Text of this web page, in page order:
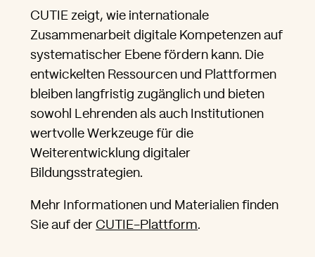
CUTIE zeigt, wie internationale
Zusammenarbeit digitale Kompetenzen auf
systematischer Ebene fördern kann. Die
entwickelten Ressourcen und Plattformen
bleiben langfristig zugänglich und bieten
sowohl Lehrenden als auch Institutionen
wertvolle Werkzeuge für die
Weiterentwicklung digitaler
Bildungsstrategien.
Mehr Informationen und Materialien finden
Sie auf der CUTIE-Plattform.